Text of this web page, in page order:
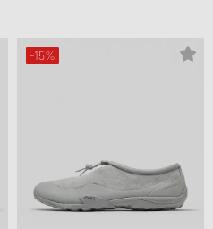
-15%